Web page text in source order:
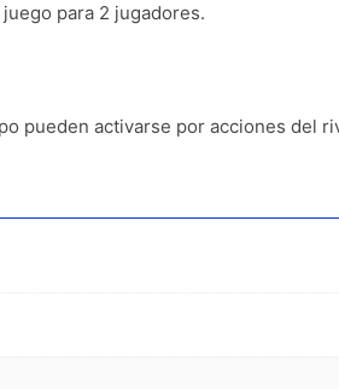
para 2 jugadores.
pueden activarse por acciones del